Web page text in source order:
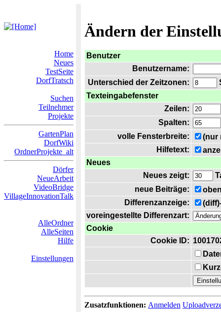
Ändern der
Home
Neues
TestSeite
DorfTratsch
Suchen
Teilnehmer
Projekte
GartenPlan
DorfWiki
OrdnerProjekte_alt
Dörfer
NeueArbeit
VideoBridge
VillageInnovationTalk
AlleOrdner
AlleSeiten
Hilfe
Einstellungen
Benutzer
Benutzername:
Unterschied der Zeitzonen:
Texteingabefenster
Zeilen:
Spalten:
volle Fensterbreite:
(nur
Hilfetext:
Neues
Neues zeigt:
neue Beiträge:
Differenzanzeige:
voreingestellte Differenzart:
Cookie
Cookie ID:
Zusatzfunktionen: Anmelden